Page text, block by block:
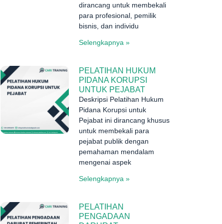
dirancang untuk membekali
para profesional, pemilik
bisnis, dan individu
Selengkapnya »
PELATIHAN HUKUM
PIDANA KORUPSI
UNTUK PEJABAT
Deskripsi Pelatihan Hukum
Pidana Korupsi untuk
Pejabat ini dirancang khusus
untuk membekali para
pejabat publik dengan
pemahaman mendalam
mengenai aspek
Selengkapnya »
PELATIHAN
PENGADAAN